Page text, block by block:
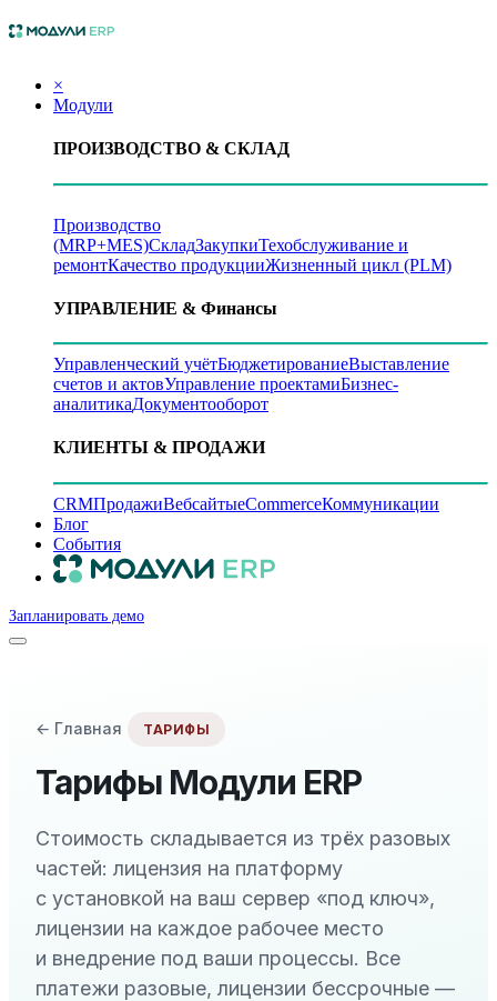
×
Модули
ПРОИЗВОДСТВО & СКЛАД
Производство
(MRP+MES)СкладЗакупкиТехобслуживание и
ремонтКачество продукцииЖизненный цикл (PLM)
УПРАВЛЕНИЕ & Финансы
Управленческий учётБюджетированиеВыставление
счетов и актовУправление проектамиБизнес-
аналитикаДокументооборот
КЛИЕНТЫ & ПРОДАЖИ
CRMПродажиВебсайтыeCommerceКоммуникации
Блог
События
Запланировать демо
← Главная ТАРИФЫ
Тарифы Модули ERP
Стоимость складывается из трёх разовых
частей: лицензия на платформу
с установкой на ваш сервер «под ключ»,
лицензии на каждое рабочее место
и внедрение под ваши процессы. Все
платежи разовые, лицензии бессрочные —